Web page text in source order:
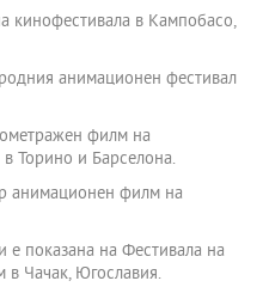
кинофестивала в Кампобасо,
анимационен фестивал
филм на
Торино и Барселона.
анимационен филм на
показана на Фестивала на
в Чачак, Югославия.